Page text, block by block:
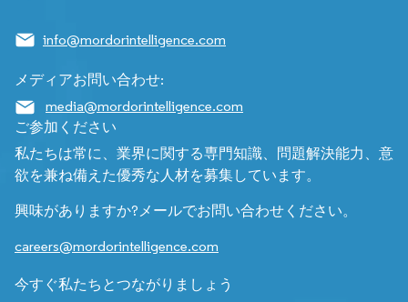
info@mordorintelligence.com
メディアお問い合わせ:
media@mordorintelligence.com
ご参加ください
私たちは常に、業界に関する専門知識、問題解決能力、意
欲を兼ね備えた優秀な人材を募集しています。
興味がありますか?メールでお問い合わせください。
careers@mordorintelligence.com
今すぐ私たちとつながりましょう